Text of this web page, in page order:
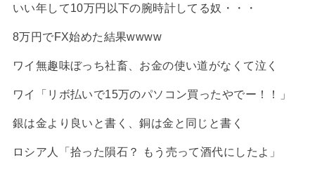
いい年して10万円以下の腕時計してる奴・・・
8万円でFX始めた結果wwww
ワイ無趣味ぼっち社畜、お金の使い道がなくて泣く
ワイ「リボ払いで15万のパソコン買ったやでー！！」
銀は金より良いと書く、銅は金と同じと書く
ロシア人「拾った隕石？ もう売って酒代にしたよ」